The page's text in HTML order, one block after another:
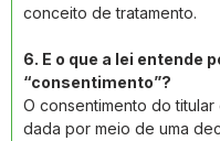
conceito de tratamento.
6. E o que a lei entende
“consentimento”?
O consentimento do titular
dada por meio de uma